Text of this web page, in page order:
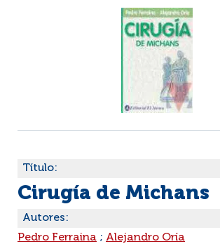
Título:
Cirugía de Michans
Autores:
Pedro Ferraina ; Alejandro Oría